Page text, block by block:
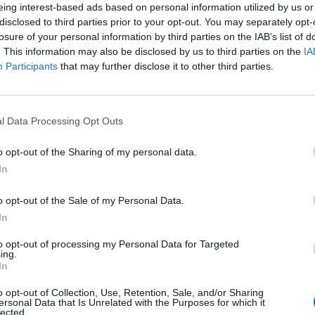
interest-based ads based on personal information utilized by us
to third parties prior to your opt-out. You may separately
of your personal information by third parties on the IAB’s list of
This information may also be disclosed by us to third parties on the
Participants that may further disclose it to other third parties.
Data Processing Opt Outs
opt-out of the Sharing of my personal data.
opt-out of the Sale of my Personal Data.
opt-out of processing my Personal Data for Targeted
opt-out of Collection, Use, Retention, Sale, and/or Sharing
Data that Is Unrelated with the Purposes for which it
LE NOVITÀ DALL’ULTIMO CDA
19 Marzo 2020 09:19
In occasione della riunione del Consiglio di amministrazione del
oltre il 71% del gruppo iliad, è stato nominato all’unanimità
Il Consiglio di amministrazione ha inoltre proposto la nomina di
Generale:
Jacques Veyrat
, ex CEO di Neuf Cegetel e del gruppo Louis
controlla una quindicina di società nei settori industriale ed
–Céline Lazorthes , fondatrice e presidente del Consiglio di
esperienza di marketing digitale. Un ardente difensore